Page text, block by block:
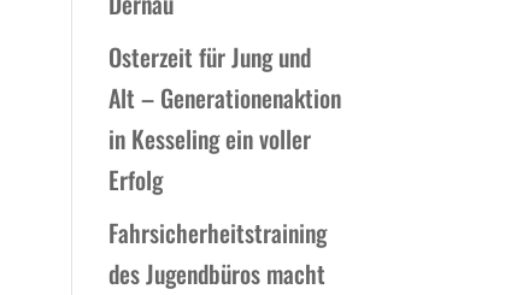
Osterzeit für Jung und
Alt – Generationenaktion
in Kesseling ein voller
Erfolg
Fahrsicherheitstraining
des Jugendbüros macht